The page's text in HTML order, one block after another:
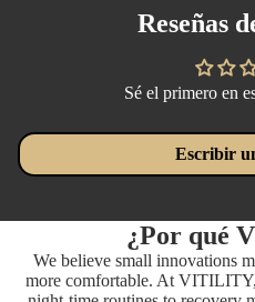
Reseñas
Sé el primero en
Escribir
¿Por qué
We believe small innovations
more comfortable. At